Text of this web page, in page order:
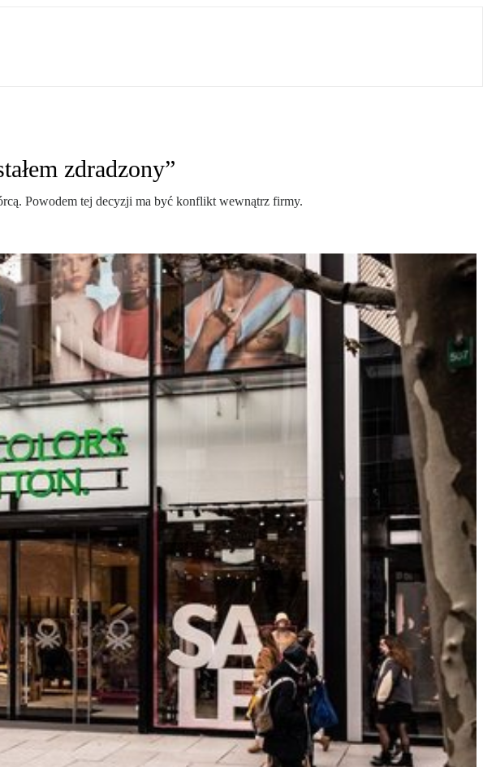
zdradzony”
Powodem tej decyzji ma być konflikt wewnątrz firmy.